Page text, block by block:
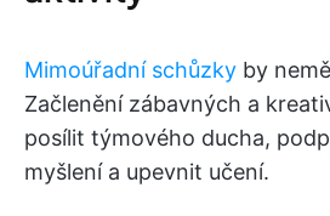
Mimoúřadní schůzky by
Začlenění zábavných a
posílit týmového ducha,
myšlení a upevnit učení.